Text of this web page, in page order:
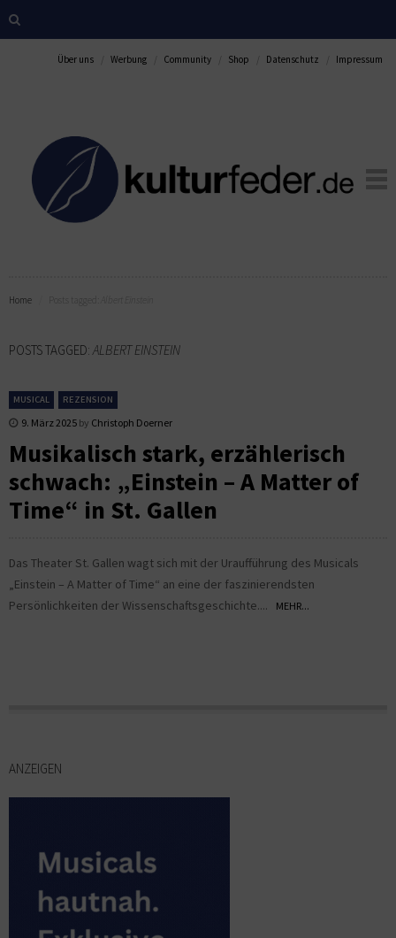
Über uns Werbung Community Shop Datenschutz Impressum
Home
POSTS TAGGED: ALBERT EINSTEIN
MUSICAL REZENSION
9. März 2025 by Christoph Doerner
Musikalisch stark, erzählerisch
schwach: „Einstein – A Matter of
Time“ in St. Gallen
Das Theater St. Gallen wagt sich mit der Uraufführung des Musicals
„Einstein – A Matter of Time“ an eine der faszinierendsten
Persönlichkeiten der Wissenschaftsgeschichte....
MEHR...
ANZEIGEN